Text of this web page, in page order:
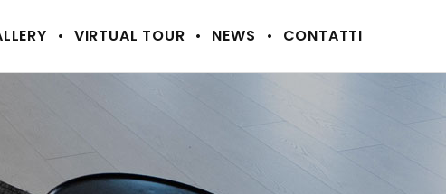
VIRTUAL TOUR NEWS CONTATTI